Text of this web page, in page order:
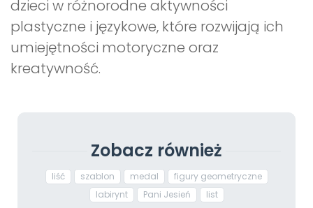
dzieci w różnorodne aktywności
plastyczne i językowe, które rozwijają ich
umiejętności motoryczne oraz
kreatywność.
Zobacz również
liść szablon medal
figury geometryczne
labirynt
Pani Jesień list